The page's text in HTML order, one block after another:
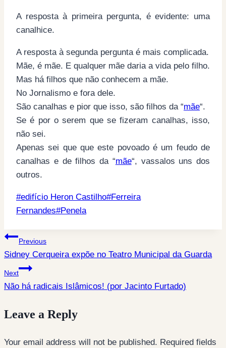
A resposta à primeira pergunta, é evidente: uma
canalhice.
A resposta à segunda pergunta é mais complicada.
Mãe, é mãe. E qualquer mãe daria a vida pelo filho.
Mas há filhos que não conhecem a mãe.
No Jornalismo e fora dele.
São canalhas e pior que isso, são filhos da “mãe“.
Se é por o serem que se fizeram canalhas, isso,
não sei.
Apenas sei que que este povoado é um feudo de
canalhas e de filhos da “mãe“, vassalos uns dos
outros.
Post
Tags:
#edifício Heron Castilho#Ferreira
Fernandes#Penela
Post
navigation
Previous
Sidney Cerqueira expõe no Teatro Municipal da Guarda
Next
Não há radicais Islâmicos! (por Jacinto Furtado)
Leave a Reply
Your email address will not be published. Required fields